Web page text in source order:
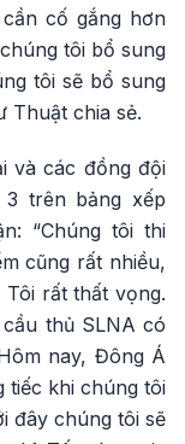
cố gắng hơn
tôi bổ sung
tôi sẽ bổ sung
Thuật chia sẻ.
và các đồng đội
trên bảng xếp
“Chúng tôi thi
cũng rất nhiều,
rất thất vọng.
thủ SLNA có
nay, Đông Á
tiếc khi chúng tôi
đây chúng tôi sẽ